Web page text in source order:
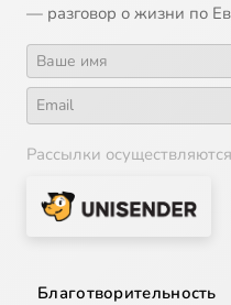
— разговор о жизни по
Рассылки
Благотворительность